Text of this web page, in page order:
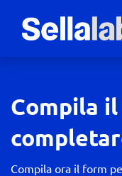
Compila
Compila ora il form